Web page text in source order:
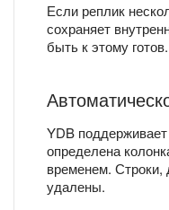
Если реплик
сохраняет
быть к этому
YDB
определена
временем. Строки,
удалены.